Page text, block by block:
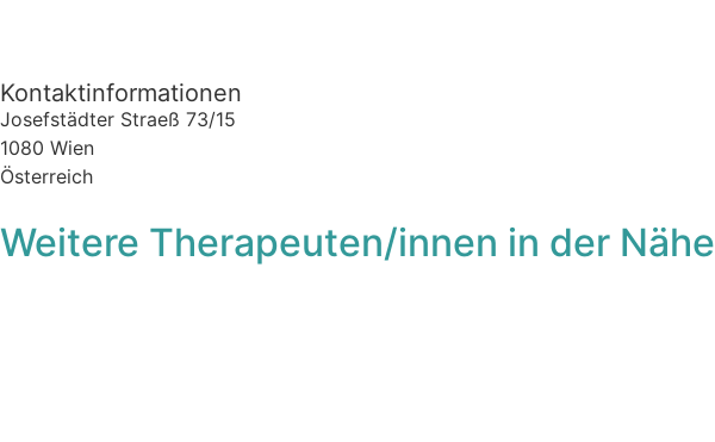
Kontaktinformationen
Josefstädter Straeß 73/15
1080 Wien
Österreich
Weitere Therapeuten/innen in der Nähe